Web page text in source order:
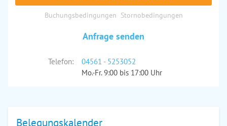
Buchungsbedingungen Stornobedingungen
Anfrage senden
Telefon:
04561 - 5253052
Mo.-Fr. 9:00 bis 17:00 Uhr
Belegungskalender